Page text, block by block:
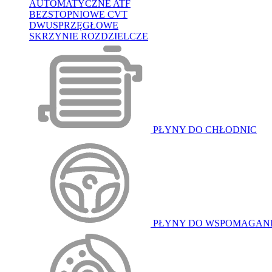
AUTOMATYCZNE ATF
BEZSTOPNIOWE CVT
DWUSPRZĘGŁOWE
SKRZYNIE ROZDZIELCZE
PŁYNY DO CHŁODNIC
PŁYNY DO